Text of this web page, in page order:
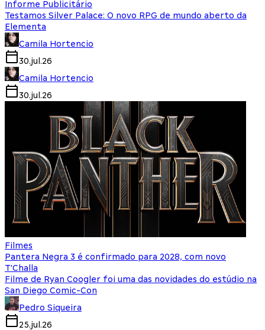
Informe Publicitário
Testamos Silver Palace: O novo RPG de mundo aberto da
Elementa
Camila Hortencio
30.jul.26
Camila Hortencio
30.jul.26
Filmes
Pantera Negra 3 é confirmado para 2028, com novo
T'Challa
Filme de Ryan Coogler foi uma das novidades do estúdio na
San Diego Comic-Con
Pedro Siqueira
25.jul.26